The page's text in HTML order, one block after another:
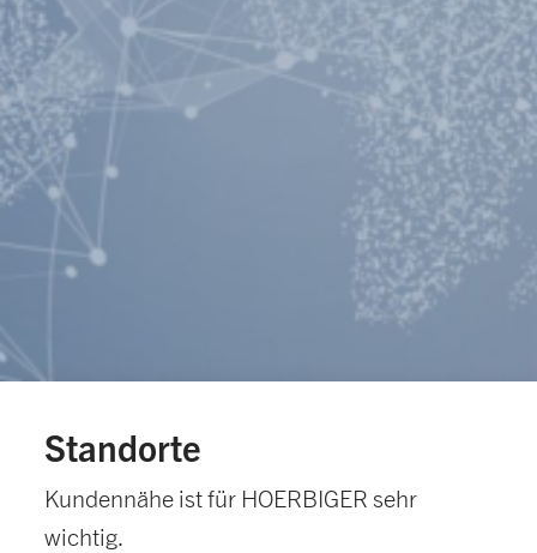
Standorte
Kundennähe ist für HOERBIGER sehr
wichtig.